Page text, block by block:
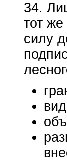
34.
тот
силу